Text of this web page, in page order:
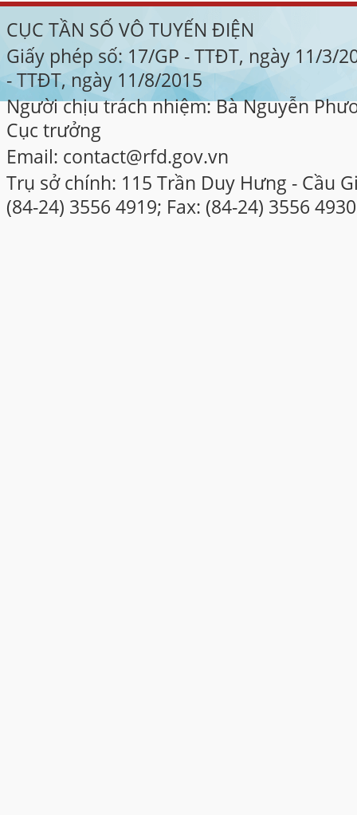
CỤC TẦN SỐ VÔ TUYẾN ĐIỆN
Giấy phép số: 17/GP - TTĐT, ngày 11/3/
- TTĐT, ngày 11/8/2015
Người chịu trách nhiệm: Bà Nguyễn
Cục trưởng
Email: contact@rfd.gov.vn
Trụ sở chính: 115 Trần Duy Hưng - Cầu
(84-24) 3556 4919; Fax: (84-24) 3556 4930